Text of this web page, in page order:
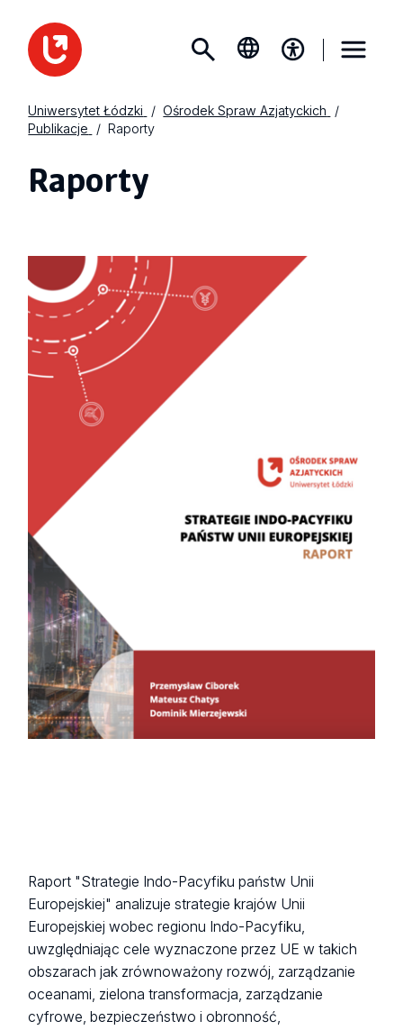
Uniwersytet Łódzki
Ośrodek Spraw Azjatyckich
Publikacje
Raporty
Raporty
Raport "Strategie Indo-Pacyfiku państw Unii
Europejskiej" analizuje strategie krajów Unii
Europejskiej wobec regionu Indo-Pacyfiku,
uwzględniając cele wyznaczone przez UE w takich
obszarach jak zrównoważony rozwój, zarządzanie
oceanami, zielona transformacja, zarządzanie
cyfrowe, bezpieczeństwo i obronność,